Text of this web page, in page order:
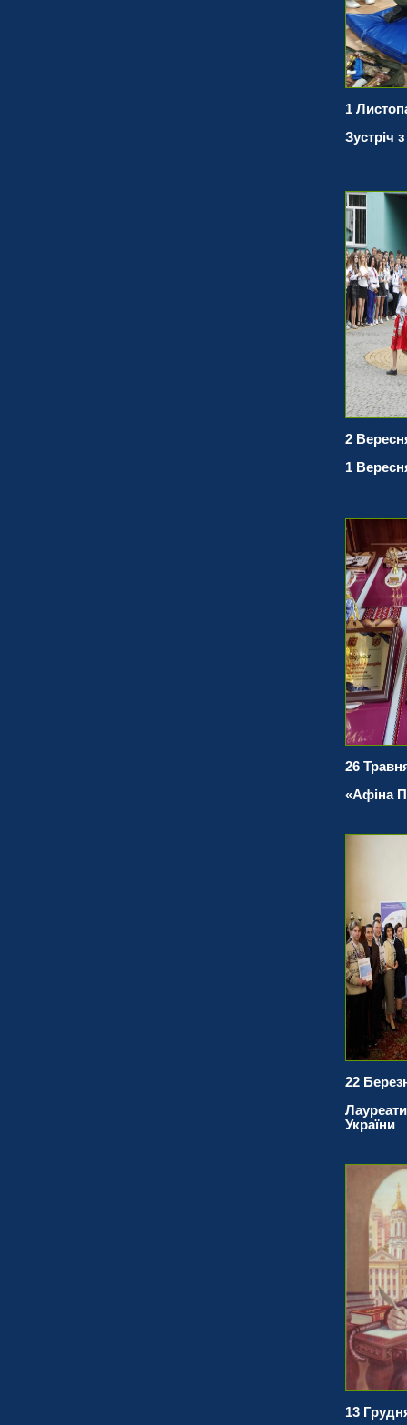
1
Зустріч
2
1
26
«Афіна
22
України
13